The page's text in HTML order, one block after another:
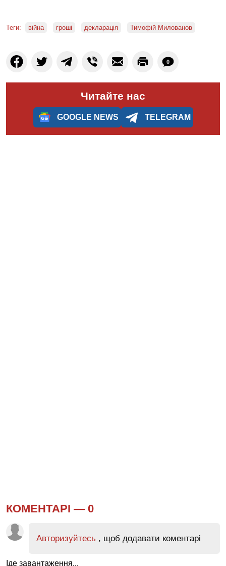
Теги: війна гроші декларація Тимофій Милованов
0
Читайте нас
GOOGLE NEWS TELEGRAM
КОМЕНТАРІ — 0
Авторизуйтесь , щоб додавати коментарі
Іде завантаження...